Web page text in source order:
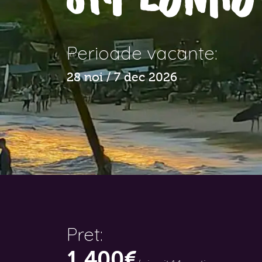
Perioade vacante:
28 noi / 7 dec 2026
Pret: